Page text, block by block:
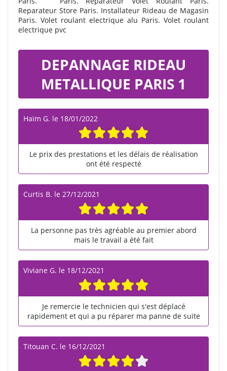
Reparateur Store Paris. Installateur Rideau de Magasin
Paris. Volet roulant electrique alu Paris. Volet roulant
electrique pvc
DEPANNAGE RIDEAU
METALLIQUE PARIS 1
Haïm G. le 18/01/2022
Le prix des prestations et les délais de réalisation
ont été respecté
Curtis B. le 27/12/2021
La personne pas très agréable au premier abord
mais le travail a été fait
Viviane G. le 18/12/2021
Je remercie le technicien qui s'est déplacé
rapidement et qui a pu réparer ma panne de suite
Titouan C. le 16/12/2021